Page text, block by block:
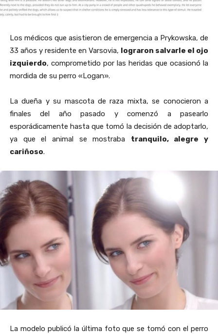
Los médicos que asistieron de emergencia a Prykowska, de
33 años y residente en Varsovia, lograron salvarle el ojo
izquierdo, comprometido por las heridas que ocasionó la
mordida de su perro «Logan».
La dueña y su mascota de raza mixta, se conocieron a
finales del año pasado y comenzó a pasearlo
esporádicamente hasta que tomó la decisión de adoptarlo,
ya que el animal se mostraba tranquilo, alegre y
cariñoso.
La modelo publicó la última foto que se tomó con el perro